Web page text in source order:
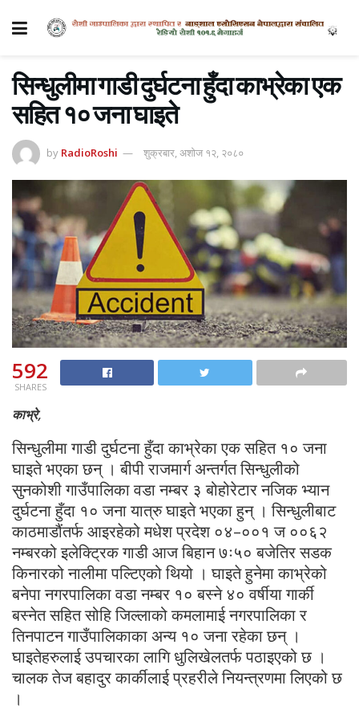
सिन्धुलीमा गाडी दुर्घटना हुँदा काभ्रेका एक
सहित १० जना घाइते
by RadioRoshi शुक्रबार, अशोज १२, २०८०
592
SHARES
काभ्रे,
सिन्धुलीमा गाडी दुर्घटना हुँदा काभ्रेका एक सहित १० जना
घाइते भएका छन् । बीपी राजमार्ग अन्तर्गत सिन्धुलीको
सुनकोशी गाउँपालिका वडा नम्बर ३ बोहोरेटार नजिक भ्यान
दुर्घटना हुँदा १० जना यात्रु घाइते भएका हुन् । सिन्धुलीबाट
काठमाडौंतर्फ आइरहेको मधेश प्रदेश ०४–००१ ज ००६२
नम्बरको इलेक्ट्रिक गाडी आज बिहान ७ः५० बजेतिर सडक
किनारको नालीमा पल्टिएको थियो । घाइते हुनेमा काभ्रेको
बनेपा नगरपालिका वडा नम्बर १० बस्ने ४० वर्षीया गार्की
बस्नेत सहित सोहि जिल्लाको कमलामाई नगरपालिका र
तिनपाटन गाउँपालिकाका अन्य १० जना रहेका छन् ।
घाइतेहरुलाई उपचारका लागि धुलिखेलतर्फ पठाइएको छ ।
चालक तेज बहादुर कार्कीलाई प्रहरीले नियन्त्रणमा लिएको छ
।